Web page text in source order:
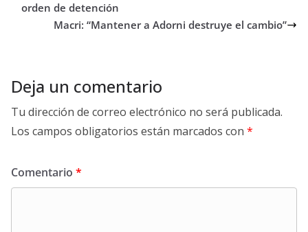
orden de detención
Macri: “Mantener a Adorni destruye el cambio”
Deja un comentario
Tu dirección de correo electrónico no será publicada.
Los campos obligatorios están marcados con *
Comentario *